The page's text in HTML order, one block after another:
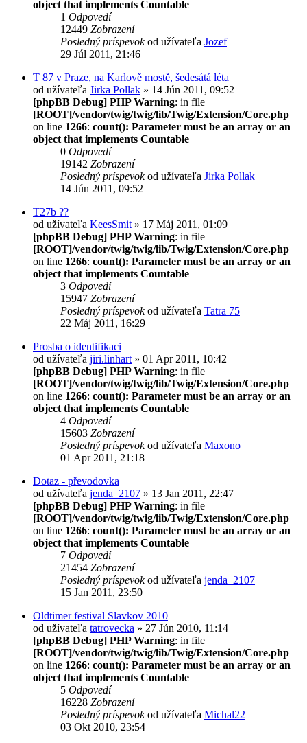
object that implements Countable
1 Odpovedí
12449 Zobrazení
Posledný príspevokod užívateľa Jozef
29 Júl 2011, 21:46
T 87 v Praze, na Karlově mostě, šedesátá léta
od užívateľa Jirka Pollak » 14 Jún 2011, 09:52
[phpBB Debug] PHP Warning: in file
[ROOT]/vendor/twig/twig/lib/Twig/Extension/Core.php
on line 1266: count(): Parameter must be an array or an
object that implements Countable
0 Odpovedí
19142 Zobrazení
Posledný príspevokod užívateľa Jirka Pollak
14 Jún 2011, 09:52
T27b ??
od užívateľa KeesSmit » 17 Máj 2011, 01:09
[phpBB Debug] PHP Warning: in file
[ROOT]/vendor/twig/twig/lib/Twig/Extension/Core.php
on line 1266: count(): Parameter must be an array or an
object that implements Countable
3 Odpovedí
15947 Zobrazení
Posledný príspevokod užívateľa Tatra 75
22 Máj 2011, 16:29
Prosba o identifikaci
od užívateľa jiri.linhart » 01 Apr 2011, 10:42
[phpBB Debug] PHP Warning: in file
[ROOT]/vendor/twig/twig/lib/Twig/Extension/Core.php
on line 1266: count(): Parameter must be an array or an
object that implements Countable
4 Odpovedí
15603 Zobrazení
Posledný príspevokod užívateľa Maxono
01 Apr 2011, 21:18
Dotaz - převodovka
od užívateľa jenda_2107 » 13 Jan 2011, 22:47
[phpBB Debug] PHP Warning: in file
[ROOT]/vendor/twig/twig/lib/Twig/Extension/Core.php
on line 1266: count(): Parameter must be an array or an
object that implements Countable
7 Odpovedí
21454 Zobrazení
Posledný príspevokod užívateľa jenda_2107
15 Jan 2011, 23:50
Oldtimer festival Slavkov 2010
od užívateľa tatrovecka » 27 Jún 2010, 11:14
[phpBB Debug] PHP Warning: in file
[ROOT]/vendor/twig/twig/lib/Twig/Extension/Core.php
on line 1266: count(): Parameter must be an array or an
object that implements Countable
5 Odpovedí
16228 Zobrazení
Posledný príspevokod užívateľa Michal22
03 Okt 2010, 23:54